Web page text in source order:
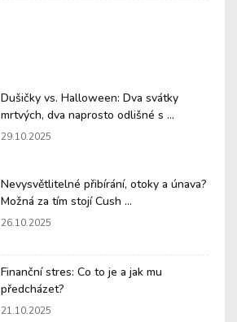
Dušičky vs. Halloween: Dva svátky
mrtvých, dva naprosto odlišné s ...
29.10.2025
Nevysvětlitelné přibírání, otoky a únava?
Možná za tím stojí Cush ...
26.10.2025
Finanční stres: Co to je a jak mu
předcházet?
21.10.2025